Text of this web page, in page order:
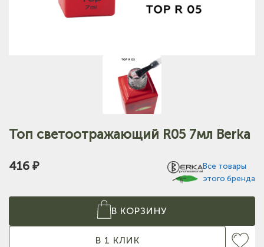
Топ светоотражающий R05 7мл Berka
416 ₽
Все товары
этого бренда
В КОРЗИНУ
В 1 КЛИК